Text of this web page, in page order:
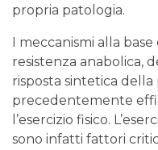
propria patologia.
I meccanismi alla
resistenza anabolica,
risposta sintetica
precedentemente
l’esercizio fisico.
sono infatti fattori